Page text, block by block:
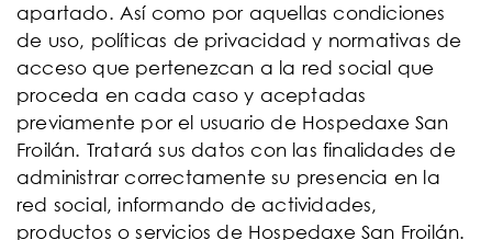
apartado. Así como por aquellas condiciones
de uso, políticas de privacidad y normativas de
acceso que pertenezcan a la red social que
proceda en cada caso y aceptadas
previamente por el usuario de Hospedaxe San
Froilán. Tratará sus datos con las finalidades de
administrar correctamente su presencia en la
red social, informando de actividades,
productos o servicios de Hospedaxe San Froilán.